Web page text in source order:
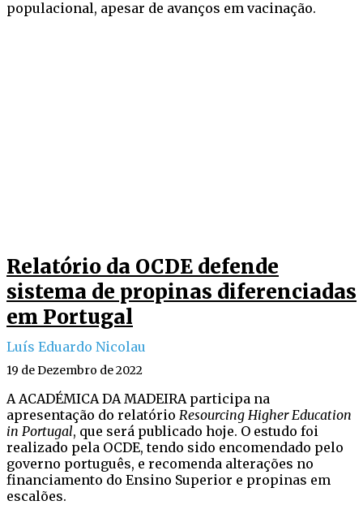
populacional, apesar de avanços em vacinação.
Relatório da OCDE defende
sistema de propinas diferenciadas
em Portugal
Luís Eduardo Nicolau
19 de Dezembro de 2022
A ACADÉMICA DA MADEIRA participa na
apresentação do relatório Resourcing Higher Education
in Portugal, que será publicado hoje. O estudo foi
realizado pela OCDE, tendo sido encomendado pelo
governo português, e recomenda alterações no
financiamento do Ensino Superior e propinas em
escalões.